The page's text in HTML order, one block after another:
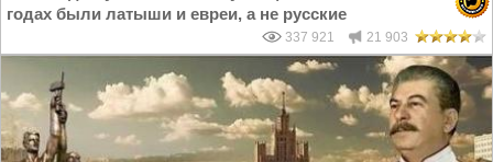
годах были латыши и евреи, а не русские
337 921 21 903